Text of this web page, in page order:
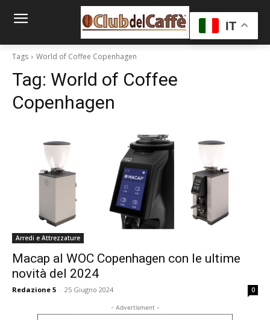
Tags World of Coffee Copenhagen
Tag: World of Coffee
Copenhagen
Arredi e Attrezzature
Macap al WOC Copenhagen con le ultime
novità del 2024
Redazione 5 - 25 Giugno 2024 0
- Advertisment -
IT